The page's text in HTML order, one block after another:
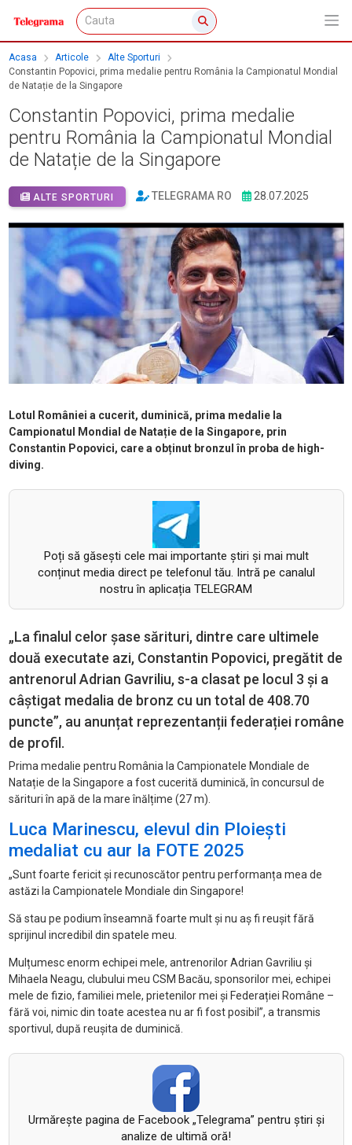
Acasa Articole
Alte Sporturi
Constantin Popovici, prima medalie pentru România la Campionatul Mondial
de Natație de la Singapore
Constantin Popovici, prima medalie
pentru România la Campionatul Mondial
de Natație de la Singapore
ALTE SPORTURI TELEGRAMA RO 28.07.2025
Lotul României a cucerit, duminică, prima medalie la
Campionatul Mondial de Natație de la Singapore, prin
Constantin Popovici, care a obținut bronzul în proba de high-
diving.
Poți să găsești cele mai importante știri și mai mult
conținut media direct pe telefonul tău. Intră pe canalul
nostru în aplicația TELEGRAM
„La finalul celor șase sărituri, dintre care ultimele
două executate azi, Constantin Popovici, pregătit de
antrenorul Adrian Gavriliu, s-a clasat pe locul 3 și a
câștigat medalia de bronz cu un total de 408.70
puncte”, au anunțat reprezentanții federației române
de profil.
Prima medalie pentru România la Campionatele Mondiale de
Natație de la Singapore a fost cucerită duminică, în concursul de
sărituri în apă de la mare înălțime (27 m).
Luca Marinescu, elevul din Ploiești
medaliat cu aur la FOTE 2025
„Sunt foarte fericit și recunoscător pentru performanța mea de
astăzi la Campionatele Mondiale din Singapore!
Să stau pe podiumînseamnă foarte mult și nu aș fi reușit fără
sprijinul incredibil din spatele meu.
Mulțumesc enorm echipei mele, antrenorilor Adrian Gavriliu și
Mihaela Neagu, clubului meu CSM Bacău, sponsorilor mei, echipei
mele de fizio, familiei mele, prietenilor mei și Federației Române –
fără voi, nimic din toate acestea nu ar fi fost posibil”, a transmis
sportivul, după reușita de duminică.
Urmăreşte pagina de Facebook „Telegrama” pentru ştiri şi
analize de ultimă oră!